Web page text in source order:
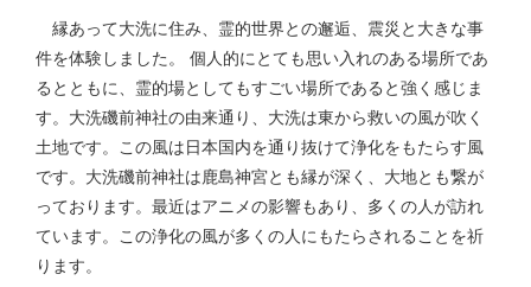
縁あって大洗に住み、霊的世界との邂逅、震災と大きな事
件を体験しました。 個人的にとても思い入れのある場所であ
るとともに、霊的場としてもすごい場所であると強く感じま
す。大洗磯前神社の由来通り、大洗は東から救いの風が吹く
土地です。この風は日本国内を通り抜けて浄化をもたらす風
です。大洗磯前神社は鹿島神宮とも縁が深く、大地とも繋が
っております。最近はアニメの影響もあり、多くの人が訪れ
ています。この浄化の風が多くの人にもたらされることを祈
ります。